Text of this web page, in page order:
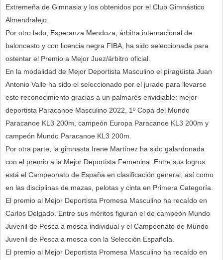
Extremeña de Gimnasia y los obtenidos por el Club Gimnástico
Almendralejo.
Por otro lado, Esperanza Mendoza, árbitra internacional de
baloncesto y con licencia negra FIBA, ha sido seleccionada para
ostentar el Premio a Mejor Juez/árbitro oficial.
En la modalidad de Mejor Deportista Masculino el piragüista Juan
Antonio Valle ha sido el seleccionado por el jurado para llevarse
este reconocimiento gracias a un palmarés envidiable: mejor
deportista Paracanoe Masculino 2022, 1º Copa del Mundo
Paracanoe KL3 200m, campeón Europa Paracanoe KL3 200m y
campeón Mundo Paracanoe KL3 200m.
Por otra parte, la gimnasta Irene Martínez ha sido galardonada
con el premio a la Mejor Deportista Femenina. Entre sus logros
está el Campeonato de España en clasificación general, así como
en las disciplinas de mazas, pelotas y cinta en Primera Categoría.
El premio al Mejor Deportista Promesa Masculino ha recaído en
Carlos Delgado. Entre sus méritos figuran el de campeón Mundo
Juvenil de Pesca a mosca individual y el Campeonato de Mundo
Juvenil de Pesca a mosca con la Selección Española.
El premio al Mejor Deportista Promesa Masculino ha recaído en